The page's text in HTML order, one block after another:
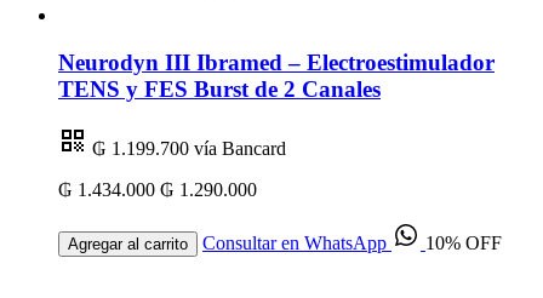
Neurodyn III Ibramed – Electroestimulador
TENS y FES Burst de 2 Canales
₲ 1.199.700 vía Bancard
₲ 1.434.000 ₲ 1.290.000
Agregar al carrito Consultar en WhatsApp 10% OFF